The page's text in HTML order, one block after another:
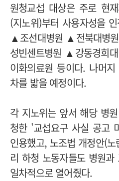
원청교섭 대상은 주로 현
(지노위)부터 사용자성을
▲조선대병원 ▲전북대병
성빈센트병원 ▲강동경희
이화의료원 등이다. 나머
차를 밟을 예정이다.
각 지노위는 앞서 해당 병
청한 '교섭요구 사실 공고
인용했고, 노조법 개정안(
리 하청 노동자들도 병원
일차적으로 열어줬다.